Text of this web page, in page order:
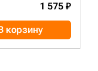
1 575 ₽
корзину